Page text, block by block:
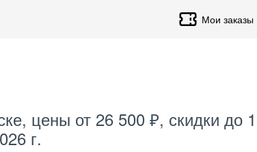
Мои заказы
цены от 26 500 ₽, скидки до
г.